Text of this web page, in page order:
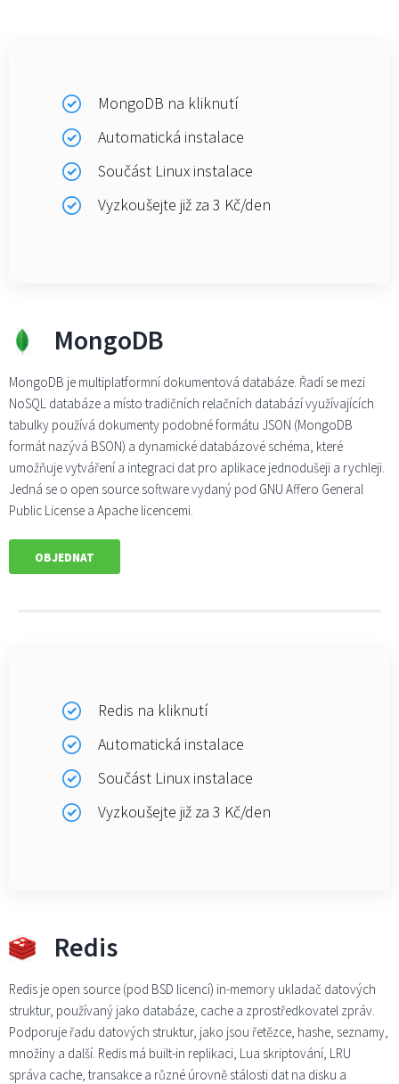
MongoDB na kliknutí
Automatická instalace
Součást Linux instalace
Vyzkoušejte již za 3 Kč/den
MongoDB
MongoDB je multiplatformní dokumentová databáze. Řadí se mezi
NoSQL databáze a místo tradičních relačních databází využívajících
tabulky používá dokumenty podobné formátu JSON (MongoDB
formát nazývá BSON) a dynamické databázové schéma, které
umožňuje vytváření a integraci dat pro aplikace jednodušeji a rychleji.
Jedná se o open source software vydaný pod GNU Affero General
Public License a Apache licencemi.
OBJEDNAT
Redis na kliknutí
Automatická instalace
Součást Linux instalace
Vyzkoušejte již za 3 Kč/den
Redis
Redis je open source (pod BSD licencí) in-memory ukladač datových
struktur, používaný jako databáze, cache a zprostředkovatel zpráv.
Podporuje řadu datových struktur, jako jsou řetězce, hashe, seznamy,
množiny a další. Redis má built-in replikaci, Lua skriptování, LRU
správa cache, transakce a různé úrovně stálosti dat na disku a